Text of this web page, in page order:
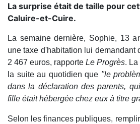
La surprise était de taille pour
Caluire-et-Cuire.
La semaine dernière, Sophie, 13
une taxe d'habitation lui demandant
2 467 euros, rapporte Le Progrès.
la suite au quotidien que "le
dans la déclaration des parents,
fille était hébergée chez eux à titre
Selon les finances publiques,